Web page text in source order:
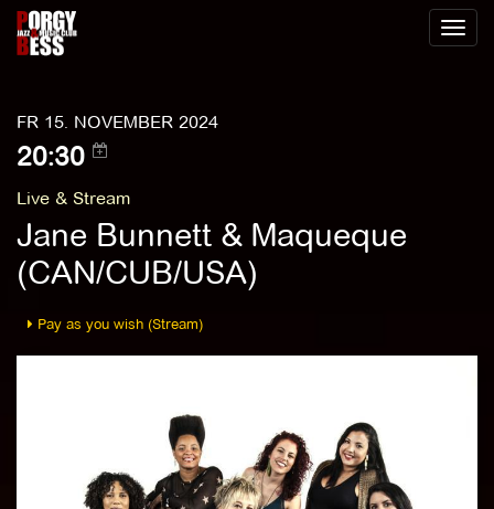
Toggle
FR 15. NOVEMBER 2024
20:30
Live & Stream
Jane Bunnett & Maqueque
(CAN/CUB/USA)
Pay as you wish (Stream)